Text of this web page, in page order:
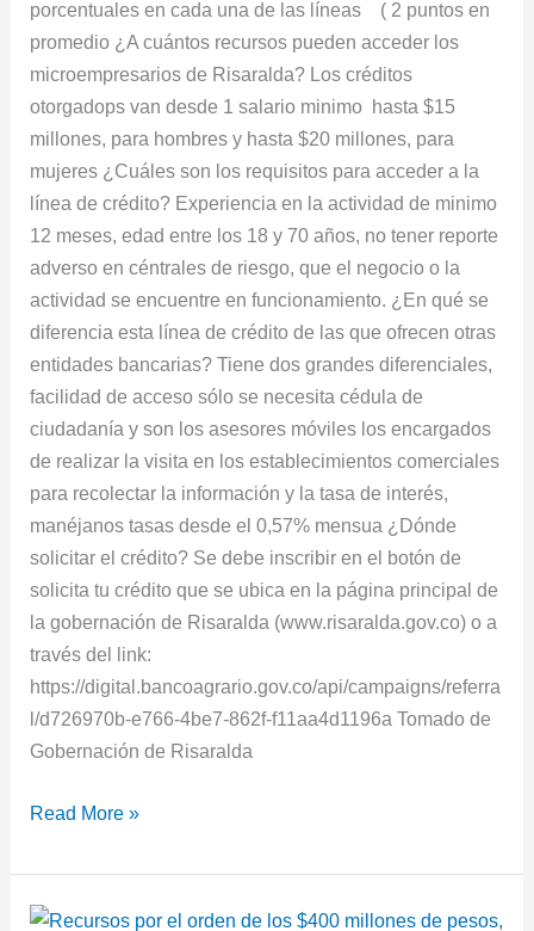
porcentuales en cada una de las líneas ( 2 puntos en
promedio ¿A cuántos recursos pueden acceder los
microempresarios de Risaralda? Los créditos
otorgadops van desde 1 salario minimo hasta $15
millones, para hombres y hasta $20 millones, para
mujeres ¿Cuáles son los requisitos para acceder a la
línea de crédito? Experiencia en la actividad de minimo
12 meses, edad entre los 18 y 70 años, no tener reporte
adverso en céntrales de riesgo, que el negocio o la
actividad se encuentre en funcionamiento. ¿En qué se
diferencia esta línea de crédito de las que ofrecen otras
entidades bancarias? Tiene dos grandes diferenciales,
facilidad de acceso sólo se necesita cédula de
ciudadanía y son los asesores móviles los encargados
de realizar la visita en los establecimientos comerciales
para recolectar la información y la tasa de interés,
manéjanos tasas desde el 0,57% mensua ¿Dónde
solicitar el crédito? Se debe inscribir en el botón de
solicita tu crédito que se ubica en la página principal de
la gobernación de Risaralda (www.risaralda.gov.co) o a
través del link:
https://digital.bancoagrario.gov.co/api/campaigns/referra
l/d726970b-e766-4be7-862f-f11aa4d1196a Tomado de
Gobernación de Risaralda
Read More »
Gobernación